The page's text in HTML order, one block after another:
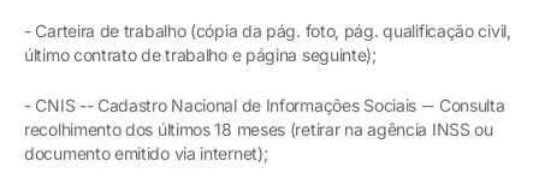
- Carteira de trabalho (cópia da pág. foto, pág. qualificação civil,
último contrato de trabalho e página seguinte);
- CNIS -- Cadastro Nacional de Informações Sociais -- Consulta
recolhimento dos últimos 18 meses (retirar na agência INSS ou
documento emitido via internet);